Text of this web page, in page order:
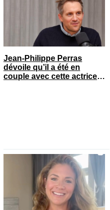
Jean-Philippe Perras
dévoile qu’il a été en
couple avec cette actrice